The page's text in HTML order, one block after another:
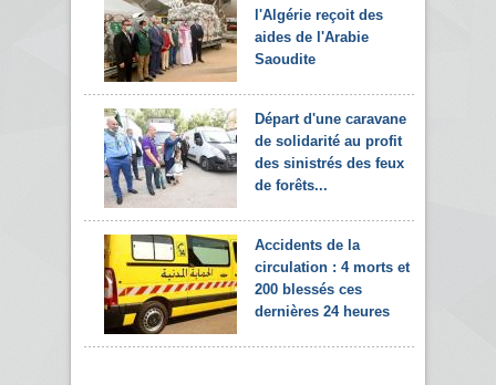
l'Algérie reçoit des
aides de l'Arabie
Saoudite
Départ d'une caravane
de solidarité au profit
des sinistrés des feux
de forêts...
Accidents de la
circulation : 4 morts et
200 blessés ces
dernières 24 heures